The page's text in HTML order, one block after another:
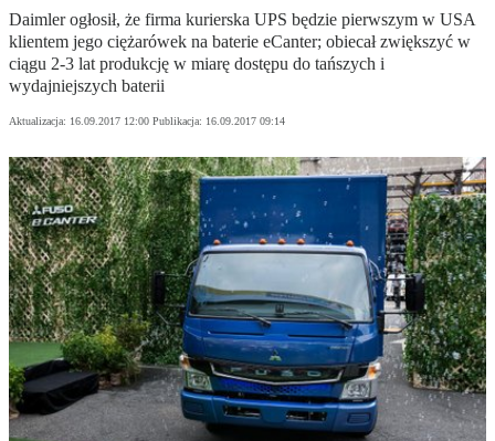
Daimler ogłosił, że firma kurierska UPS będzie pierwszym w USA
klientem jego ciężarówek na baterie eCanter; obiecał zwiększyć w
ciągu 2-3 lat produkcję w miarę dostępu do tańszych i
wydajniejszych baterii
Aktualizacja: 16.09.2017 12:00 Publikacja: 16.09.2017 09:14